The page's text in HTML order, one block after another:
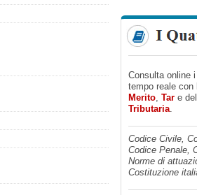
Consulta online
tempo reale
Merito, Tare
Tributaria.
Codice Civile,
Codice Penale,
Norme di
Costituzione